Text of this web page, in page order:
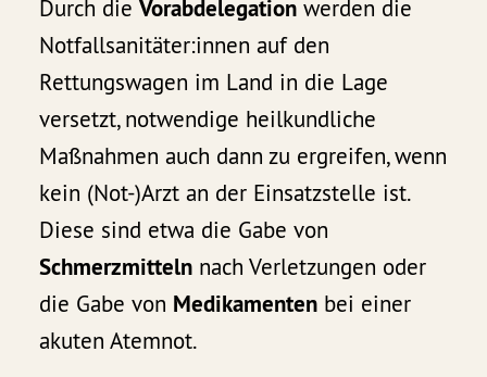
Durch dieVorabdelegation werden die
Notfallsanitäter:innen auf den
Rettungswagen im Land in die Lage
versetzt, notwendige heilkundliche
Maßnahmen auch dann zu ergreifen, wenn
kein (Not-)Arzt an der Einsatzstelle ist.
Diese sind etwa die Gabe von
Schmerzmitteln nach Verletzungen oder
die Gabe von Medikamenten bei einer
akuten Atemnot.